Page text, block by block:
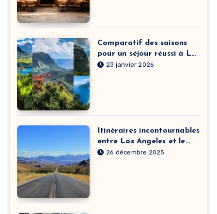
Comparatif des saisons
pour un séjour réussi à La
Réunion
23 janvier 2026
Itinéraires incontournables
entre Los Angeles et le
Grand Canyon
26 décembre 2025